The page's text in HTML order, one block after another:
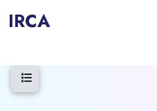
IRCA
Ouvrir l’index du cours